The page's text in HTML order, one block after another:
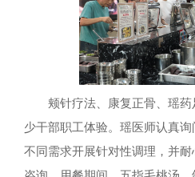
颊针疗法、康复正骨、瑶
少干部职工体验。瑶医师认真
不同需求开展针对性调理，并